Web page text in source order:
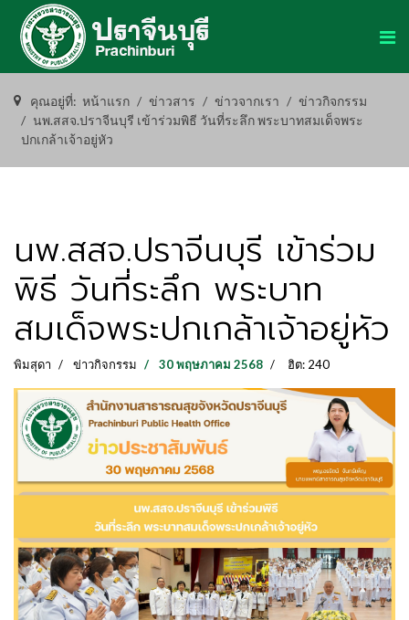
คุณอยู่ที่: หน้าแรก ข่าวสาร ข่าวจากเรา
ข่าวกิจกรรม
นพ.สสจ.ปราจีนบุรี เข้าร่วมพิธี วันที่ระลึก พระบาทสมเด็จพระ
ปกเกล้าเจ้าอยู่หัว
นพ.สสจ.ปราจีนบุรี เข้าร่วม
พิธี วันที่ระลึก พระบาท
สมเด็จพระปกเกล้าเจ้าอยู่หัว
พิมสุดา ข่าวกิจกรรม 30 พฤษภาคม 2568 ฮิต: 240